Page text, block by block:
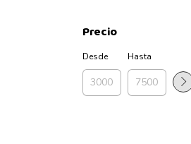
Precio
Desde Hasta